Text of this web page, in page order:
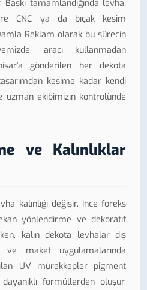
tamamlandığında levha,
CNC ya da bıçak kesim
Reklam olarak bu sürecin
aracı kullanmadan
gönderilen her dekota
kesime kadar kendi
uzman ekibimizin kontrolünde
ve Kalınlıklar
kalınlığı değişir. İnce foreks
yönlendirme ve dekoratif
kalın dekota levhalar dış
maket uygulamalarında
UV mürekkepler pigment
formüllerden oluşur.